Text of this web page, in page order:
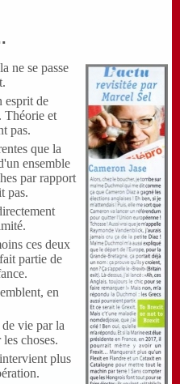
ne se passe
esprit de
Théorie et
pas.
que la
ensemble
par rapport
pas.
ces deux
partie de
en
vie par la
choses.
plus